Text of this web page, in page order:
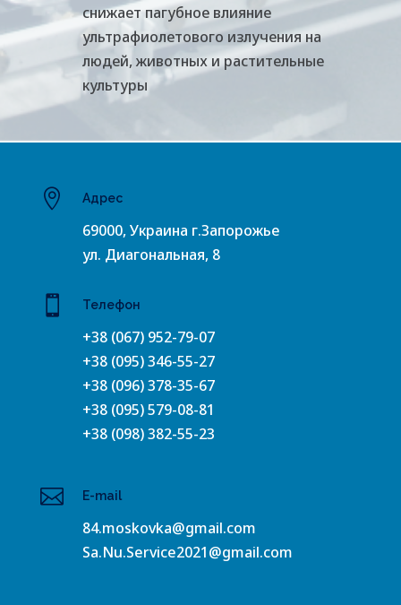
снижает пагубное влияние
ультрафиолетового излучения на
людей, животных и растительные
культуры
 Адрес
69000, Украина г.Запорожье
ул. Диагональная, 8
 Телефон
+38 (067) 952-79-07
+38 (095) 346-55-27
+38 (096) 378-35-67
+38 (095) 579-08-81
+38 (098) 382-55-23
 E-mail
84.moskovka@gmail.com
Sa.Nu.Service2021@gmail.com